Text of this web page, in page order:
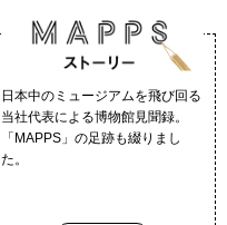
日本中のミュージアムを飛び回る
当社代表による博物館見聞録。
「MAPPS」の足跡も綴りまし
た。